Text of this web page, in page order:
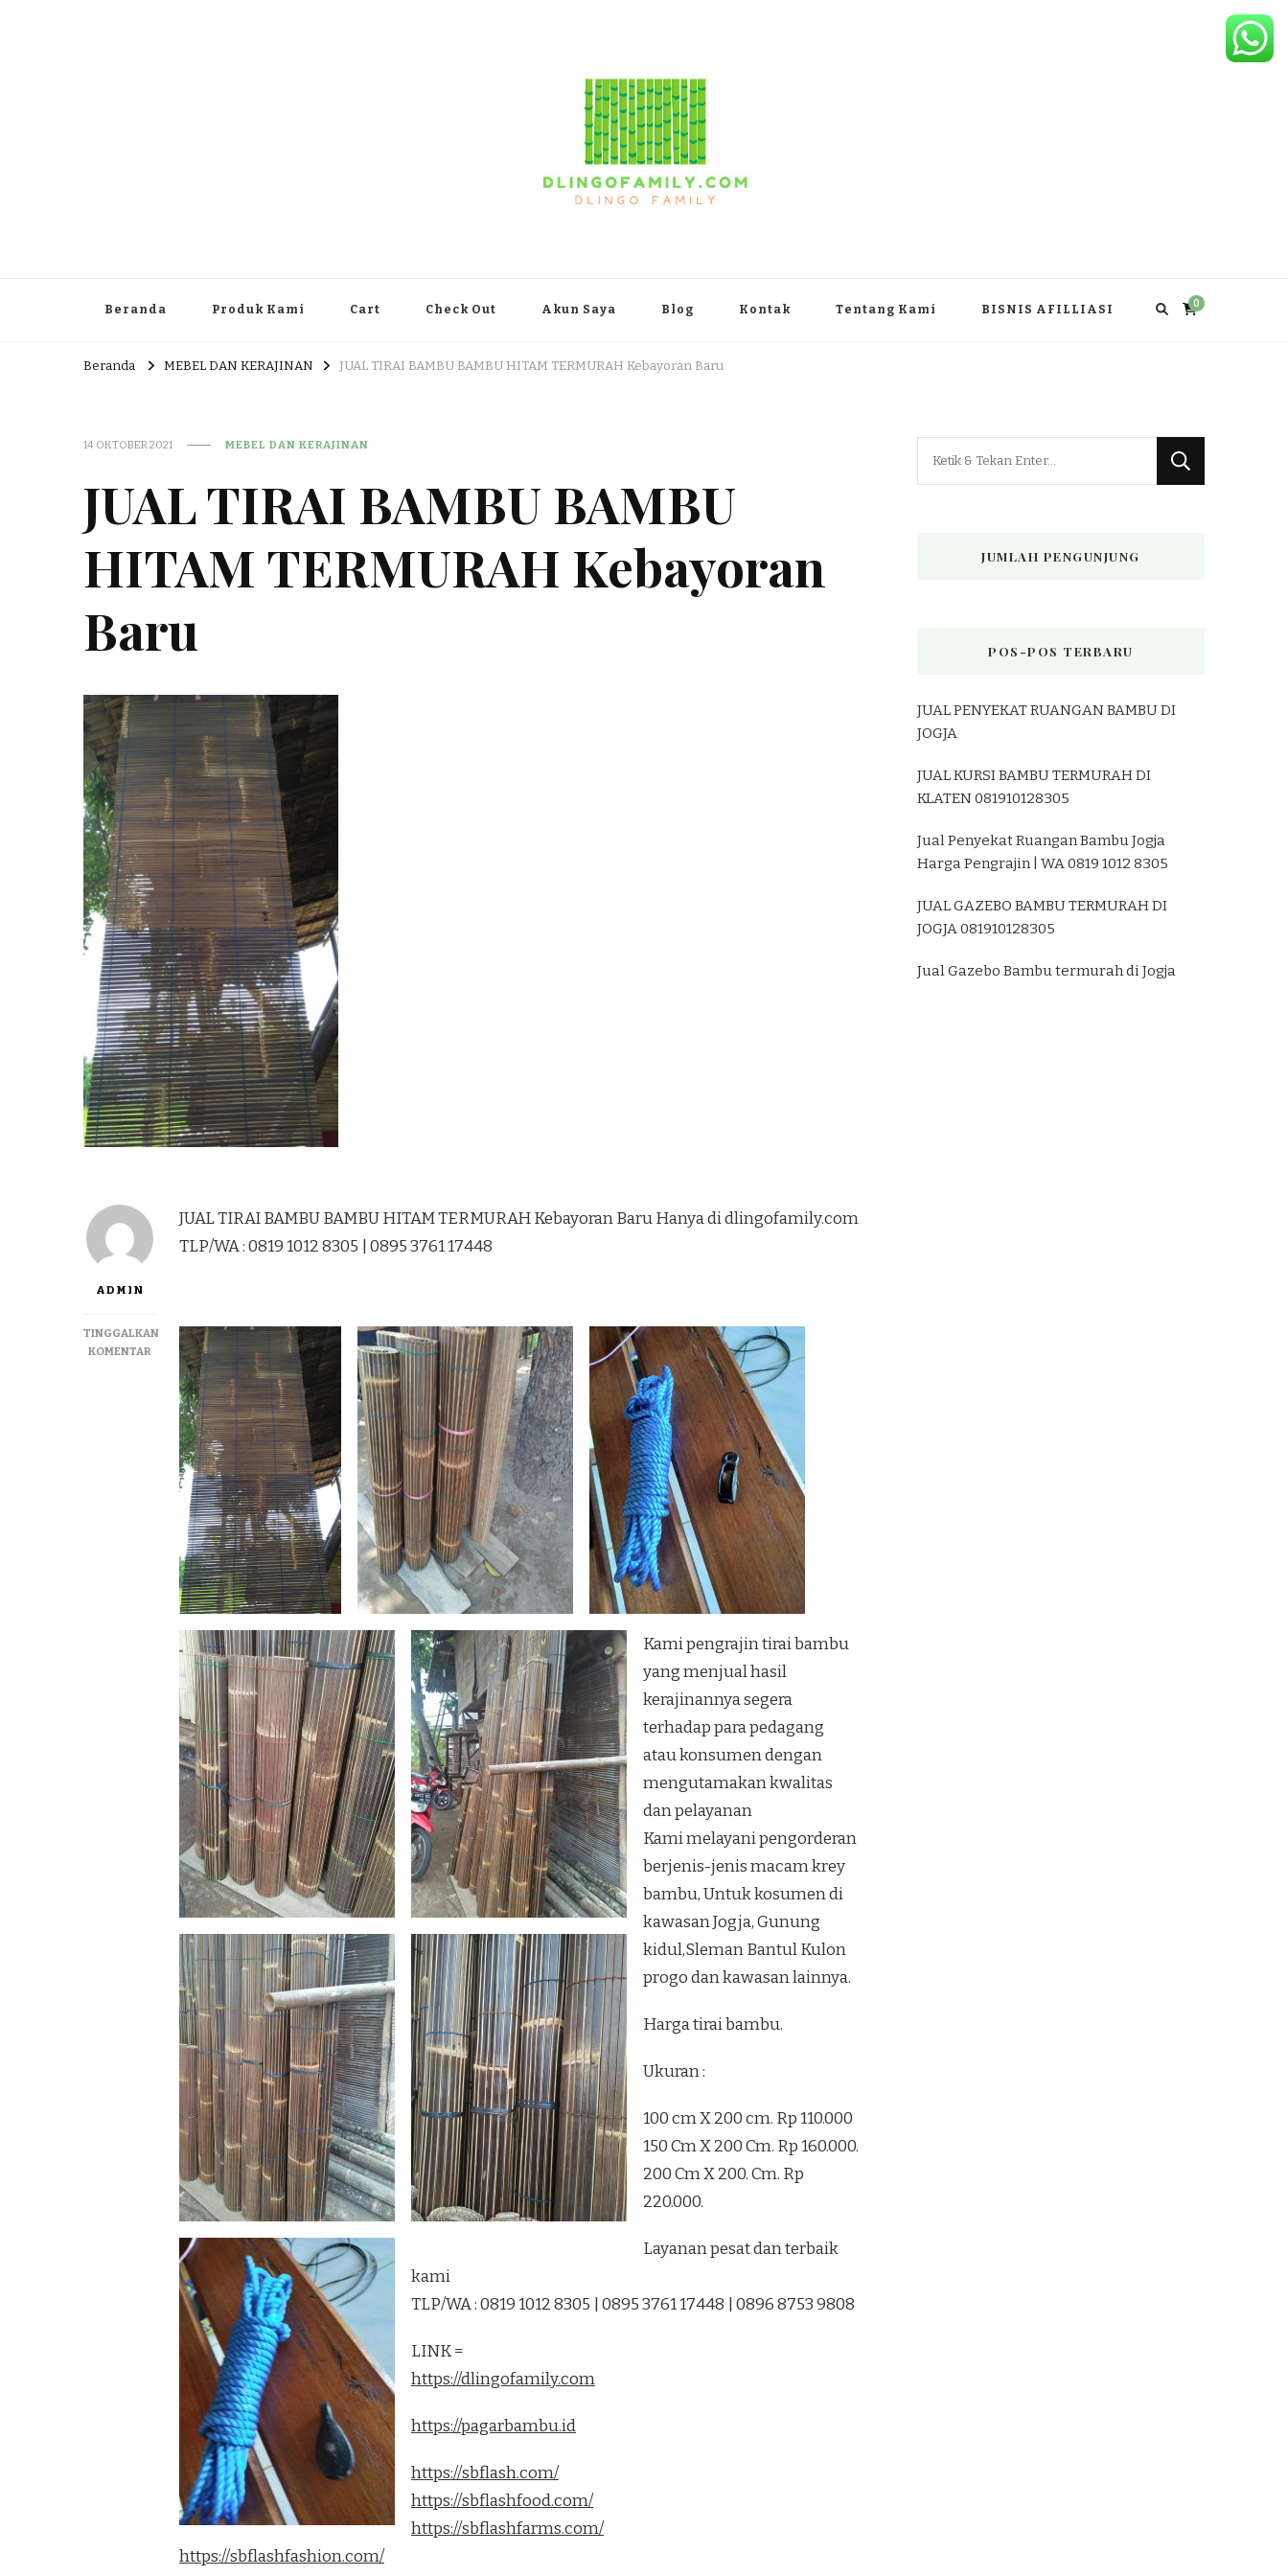
Beranda Produk Kami Cart Check Out Akun Saya Blog Kontak Tentang Kami BISNIS AFILLIASI 0
Beranda MEBEL DAN KERAJINAN JUAL TIRAI BAMBU BAMBU HITAM TERMURAH Kebayoran Baru
14 OKTOBER 2021 MEBEL DAN KERAJINAN
JUAL TIRAI BAMBU BAMBU
HITAM TERMURAH Kebayoran
Baru
ADMIN
TINGGALKAN
KOMENTARPADA
BAMBU
BAMBU
HITAM
TERMURAH
KEBAYORAN
JUAL TIRAI BAMBU BAMBU HITAM TERMURAH Kebayoran Baru Hanya di dlingofamily.com
TLP/WA : 0819 1012 8305 | 0895 3761 17448
Kami pengrajin tirai bambu
yang menjual hasil
kerajinannya segera
terhadap para pedagang
atau konsumen dengan
mengutamakan kwalitas
dan pelayanan
Kami melayani pengorderan
berjenis-jenis macam krey
bambu, Untuk kosumen di
kawasan Jogja, Gunung
kidul,Sleman Bantul Kulon
progo dan kawasan lainnya.
Harga tirai bambu.
Ukuran :
100 cm X 200 cm. Rp 110.000
150 Cm X 200 Cm. Rp 160.000.
200 Cm X 200. Cm. Rp
220.000.
Layanan pesat dan terbaik
kami
TLP/WA : 0819 1012 8305 | 0895 3761 17448 | 0896 8753 9808
LINK =
https://dlingofamily.com
https://pagarbambu.id
https://sbflash.com/
https://sbflashfood.com/
https://sbflashfarms.com/
https://sbflashfashion.com/
JUMLAH PENGUNJUNG
POS-POS TERBARU
JUAL PENYEKAT RUANGAN BAMBU DI
JOGJA
JUAL KURSI BAMBU TERMURAH DI
KLATEN 081910128305
Jual Penyekat Ruangan Bambu Jogja
Harga Pengrajin | WA 0819 1012 8305
JUAL GAZEBO BAMBU TERMURAH DI
JOGJA 081910128305
Jual Gazebo Bambu termurah di Jogja